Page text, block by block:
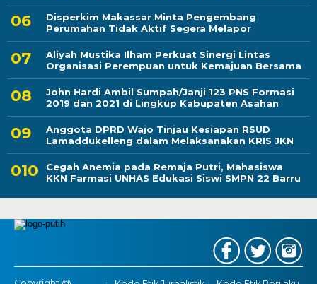
Disperkim Makassar Minta Pengembang
Perumahan Tidak Aktif Segera Melapor
Aliyah Mustika Ilham Perkuat Sinergi Lintas
Organisasi Perempuan untuk Kemajuan Bersama
John Hardi Ambil Sumpah/Janji 123 PNS Formasi
2019 dan 2021 di Lingkup Kabupaten Asahan
Anggota DPRD Wajo Tinjau Kesiapan RSUD
Lamaddukelleng dalam Melaksanakan KRIS JKN
Cegah Anemia pada Remaja Putri, Mahasiswa
KKN Farmasi UNHAS Edukasi Siswi SMPN 22 Barru